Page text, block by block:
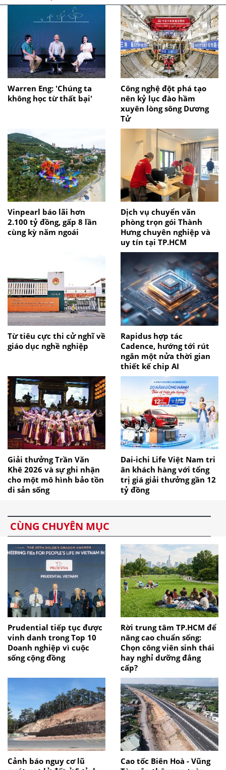
Warren Eng: 'Chúng ta
không học từ thất bại'
Công nghệ đột phá tạo
nên kỷ lục đào hầm
xuyên lòng sông Dương
Tử
Vinpearl báo lãi hơn
2.100 tỷ đồng, gấp 8 lần
cùng kỳ năm ngoái
Dịch vụ chuyển văn
phòng trọn gói Thành
Hưng chuyên nghiệp và
uy tín tại TP.HCM
Từ tiêu cực thi cử nghĩ về
giáo dục nghề nghiệp
Rapidus hợp tác
Cadence, hướng tới rút
ngắn một nửa thời gian
thiết kế chip AI
Giải thưởng Trần Văn
Khê 2026 và sự ghi nhận
cho một mô hình bảo tồn
di sản sống
Dai-ichi Life Việt Nam tri
ân khách hàng với tổng
trị giá giải thưởng gần 12
tỷ đồng
CÙNG CHUYÊN MỤC
Prudential tiếp tục được
vinh danh trong Top 10
Doanh nghiệp vì cuộc
sống cộng đồng
Rời trung tâm TP.HCM để
nâng cao chuẩn sống:
Chọn công viên sinh thái
hay nghỉ dưỡng đẳng
cấp?
Cảnh báo nguy cơ lũ
Cao tốc Biên Hoà - Vũng